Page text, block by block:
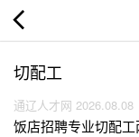
切配工
通辽人才网 2026.08.08
饭店招聘专业切配